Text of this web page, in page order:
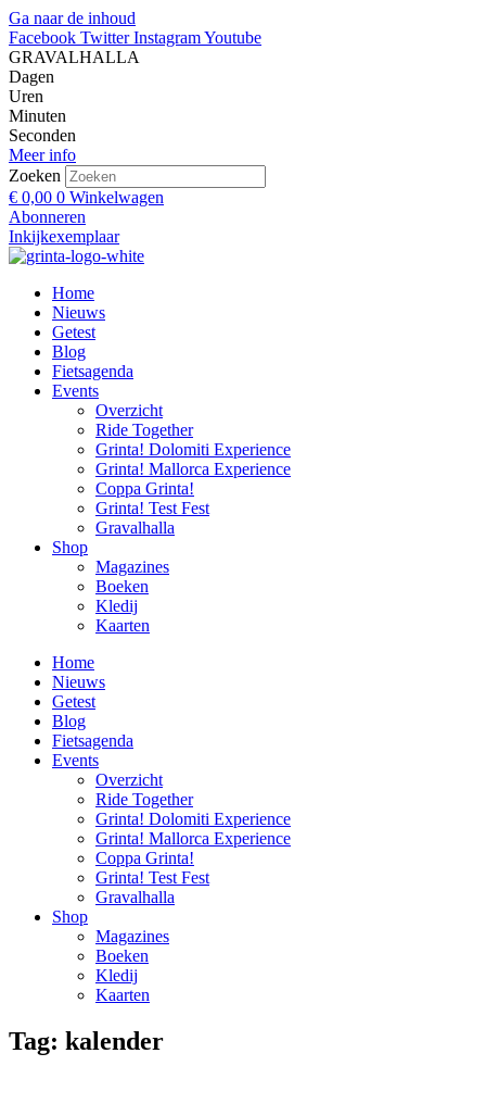
Ga naar de inhoud
Facebook Twitter InstagramYoutube
GRAVALHALLA
Dagen
Uren
Minuten
Seconden
Meer info
Zoeken
€ 0,00 0 Winkelwagen
Abonneren
Inkijkexemplaar
Home
Nieuws
Getest
Blog
Fietsagenda
Events
Overzicht
Ride Together
Grinta! Dolomiti Experience
Grinta! Mallorca Experience
Coppa Grinta!
Grinta! Test Fest
Gravalhalla
Shop
Magazines
Boeken
Kledij
Kaarten
Home
Nieuws
Getest
Blog
Fietsagenda
Events
Overzicht
Ride Together
Grinta! Dolomiti Experience
Grinta! Mallorca Experience
Coppa Grinta!
Grinta! Test Fest
Gravalhalla
Shop
Magazines
Boeken
Kledij
Kaarten
Tag: kalender